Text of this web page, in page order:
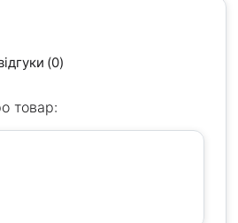
(0)
товар: